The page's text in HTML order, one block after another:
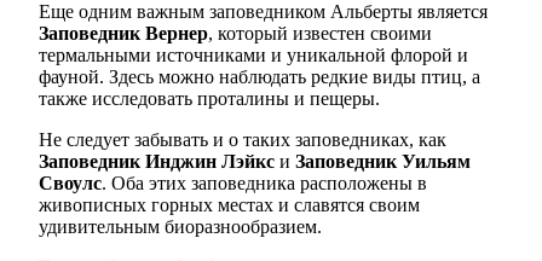
Еще одним важным заповедником Альберты является
Заповедник Вернер, который известен своими
термальными источниками и уникальной флорой и
фауной. Здесь можно наблюдать редкие виды птиц, а
также исследовать проталины и пещеры.
Не следует забывать и о таких заповедниках, как
Заповедник Инджин Лэйкс и Заповедник Уильям
Своулс. Оба этих заповедника расположены в
живописных горных местах и славятся своим
удивительным биоразнообразием.